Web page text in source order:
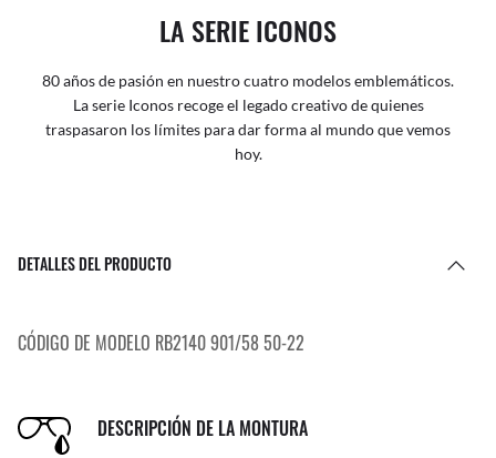
LA SERIE ICONOS
80 años de pasión en nuestro cuatro modelos emblemáticos.
La serie Iconos recoge el legado creativo de quienes
traspasaron los límites para dar forma al mundo que vemos
hoy.
DETALLES DEL PRODUCTO
CÓDIGO DE MODELO RB2140 901/58 50-22
DESCRIPCIÓN DE LA MONTURA